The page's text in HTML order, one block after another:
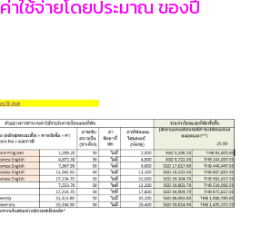
ค่าใช้จ่ายโดยประมาณ ของปี